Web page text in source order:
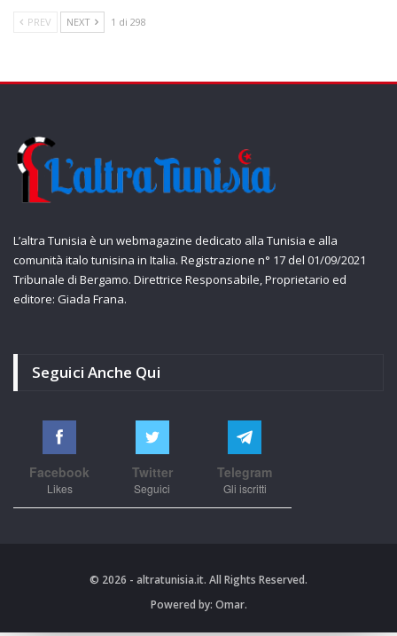
PREV NEXT 1 di 298
L’altra Tunisia è un webmagazine dedicato alla Tunisia e alla
comunità italo tunisina in Italia. Registrazione n° 17 del 01/09/2021
Tribunale di Bergamo. Direttrice Responsabile, Proprietario ed
editore: Giada Frana.
Seguici Anche Qui
Facebook
Likes
Twitter
Seguici
Telegram
Gli iscritti
© 2026 - altratunisia.it. All Rights Reserved.
Powered by: Omar.